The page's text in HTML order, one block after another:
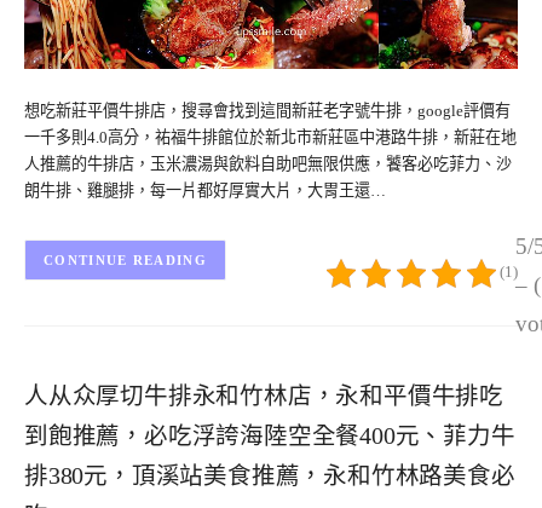
想吃新莊平價牛排店，搜尋會找到這間新莊老字號牛排，google評價有
一千多則4.0高分，祐福牛排館位於新北市新莊區中港路牛排，新莊在地
人推薦的牛排店，玉米濃湯與飲料自助吧無限供應，饕客必吃菲力、沙
朗牛排、雞腿排，每一片都好厚實大片，大胃王還…
5/
–
(1)
CONTINUE READING
人从众厚切牛排永和竹林店，永和平價牛排吃
到飽推薦，必吃浮誇海陸空全餐400元、菲力牛
排380元，頂溪站美食推薦，永和竹林路美食必